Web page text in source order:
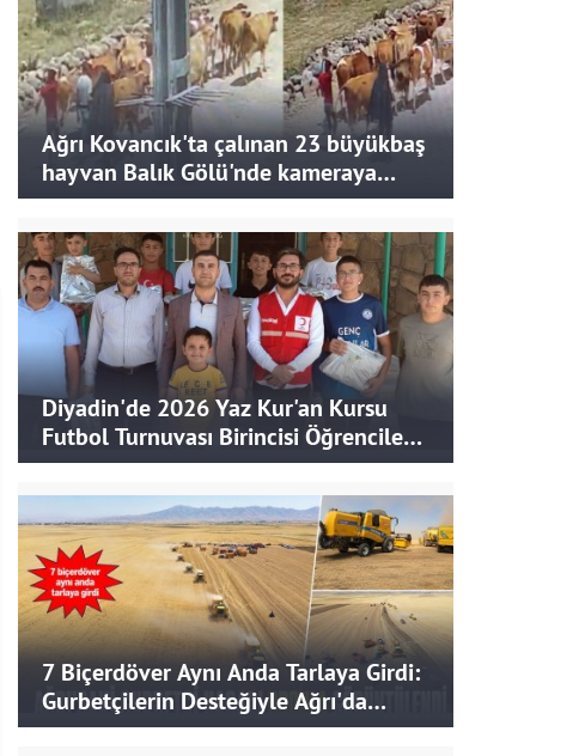
Ağrı Kovancık'ta çalınan 23 büyükbaş
hayvan Balık Gölü'nde kameraya
takıldı
Diyadin'de 2026 Yaz Kur'an Kursu
Futbol Turnuvası Birincisi Öğrencilere
Hediye
7 Biçerdöver Aynı Anda Tarlaya Girdi:
Gurbetçilerin Desteğiyle Ağrı'da
Bereketli Hasat